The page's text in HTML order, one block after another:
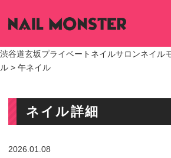
渋谷道玄坂プライベートネイルサロンネイル
ル > 午ネイル
ネイル詳細
2026.01.08